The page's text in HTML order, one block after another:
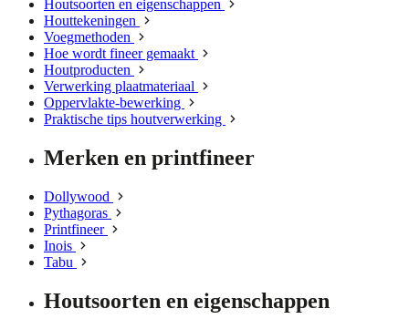
Houtsoorten en eigenschappen
Houttekeningen
Voegmethoden
Hoe wordt fineer gemaakt
Houtproducten
Verwerking plaatmateriaal
Oppervlakte-bewerking
Praktische tips houtverwerking
Merken en printfineer
Dollywood
Pythagoras
Printfineer
Inois
Tabu
Houtsoorten en eigenschappen